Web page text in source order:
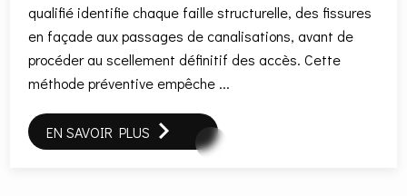
qualifié identifie chaque faille structurelle, des fissures
en façade aux passages de canalisations, avant de
procéder au scellement définitif des accès. Cette
méthode préventive empêche ...
EN SAVOIR PLUS